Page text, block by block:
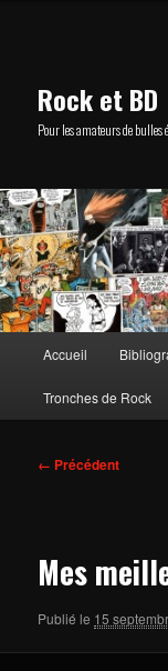
Rock et BD
Pour les amateurs de bulles
principal
Accueil
Tronches de Rock
Navigation
← Précédent
Mes
Publié le 15